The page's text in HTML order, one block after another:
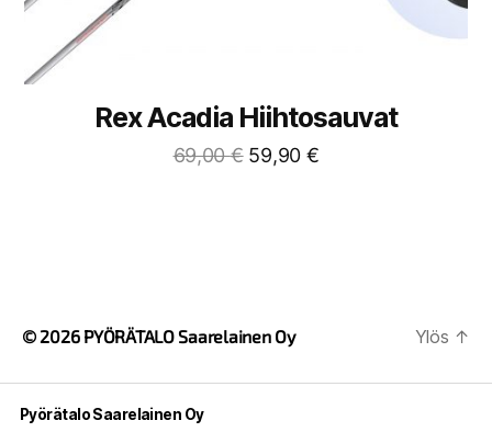
Rex Acadia Hiihtosauvat
69,00€ 59,90 €
© 2026 PYÖRÄTALO Saarelainen Oy Ylös ↑
Pyörätalo Saarelainen Oy